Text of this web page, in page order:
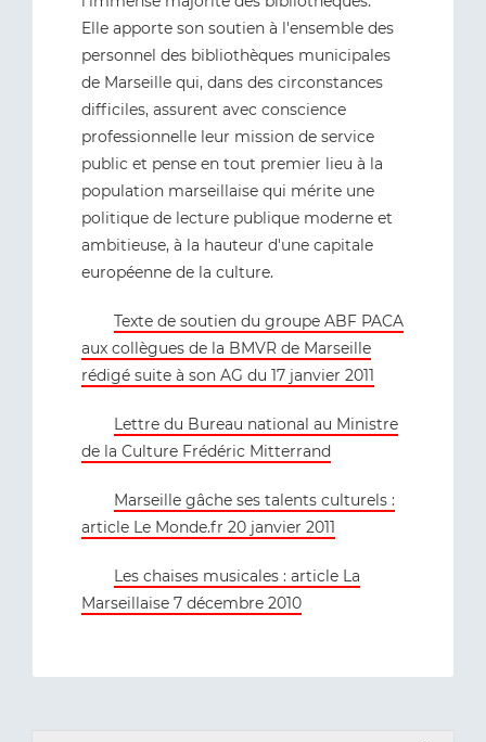
Elle apporte son soutien à l'ensemble des
personnel des bibliothèques municipales
de Marseille qui, dans des circonstances
difficiles, assurent avec conscience
professionnelle leur mission de service
public et pense en tout premier lieu à la
population marseillaise qui mérite une
politique de lecture publique moderne et
ambitieuse, à la hauteur d'une capitale
européenne de la culture.
Texte de soutien du groupe ABF PACA
aux collègues de la BMVR de Marseille
rédigé suite à son AG du 17 janvier 2011
Lettre du Bureau national au Ministre
de la Culture Frédéric Mitterrand
Marseille gâche ses talents culturels :
article Le Monde.fr 20 janvier 2011
Les chaises musicales : article La
Marseillaise 7 décembre 2010